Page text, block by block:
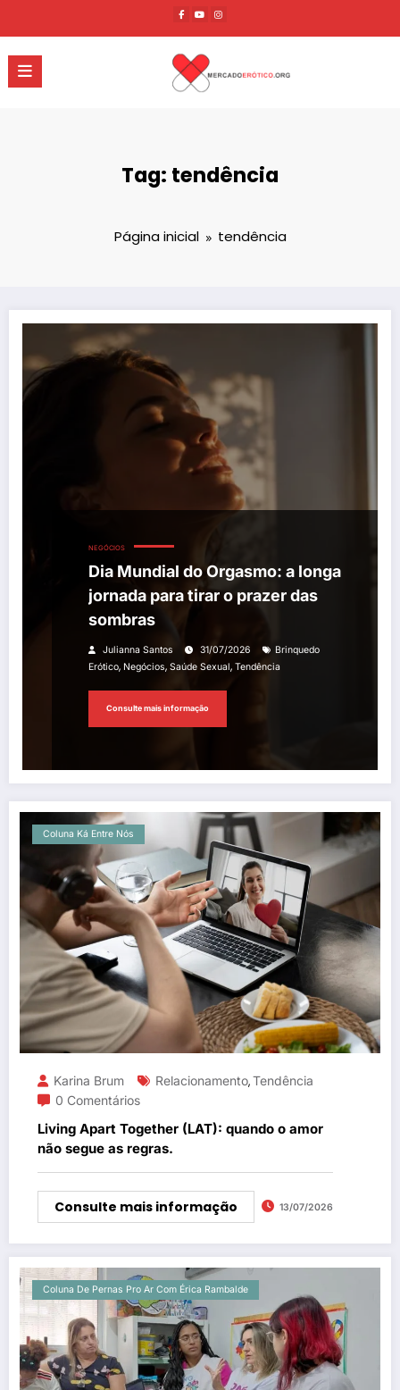
o
conteúdo
Tag: tendência
Página inicial tendência
NEGÓCIOS
Dia Mundial do Orgasmo: a longa
jornada para tirar o prazer das
sombras
Julianna Santos 31/07/2026
Brinquedo
Erótico, Negócios, Saúde Sexual, Tendência
Consulte mais informação
Coluna Ká Entre Nós
Karina Brum Relacionamento,Tendência
0 Comentários
Living Apart Together (LAT): quando o amor
não segue as regras.
Consulte mais informação 13/07/2026
Coluna De Pernas Pro Ar Com Érica Rambalde